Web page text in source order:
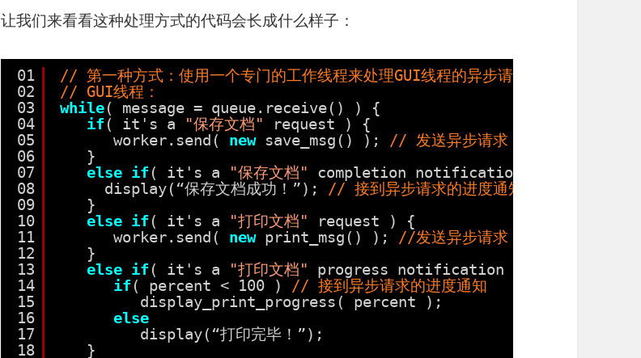
让我们来看看这种处理方式的代码会长成什么样子：
01
02
03
04
05
06
07
08
09
10
11
12
13
14
15
16
17
18
// 第一种方式：使用一个专门的工作线程来处理GUI线程的异步请求
// GUI线程：
while( message = queue.receive() ) {
if ( it's a "保存文档"
request ) {
worker.send( new save_msg() ); // 发送异步请求
}
else if ( it's a "保存文档"
completion notification ) {
display(“保存文档成功！”); // 接到异步请求的进度通知
}
else if ( it's a "打印文档"
request ) {
worker.send( new print_msg() ); //发送异步请求
}
else if ( it's a "打印文档"
progress notification ) {
if ( percent < 100 ) // 接到异步请求的进度通知
display_print_progress( percent );
else
display(“打印完毕！”);
}